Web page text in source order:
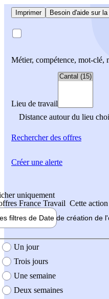
Imprimer Besoin d'aide sur
Métier, compétence, mot-clé,
Lieu de travail
Distance autour du lieu
Rechercherdes offres
uniquement
France Travail Cette
filtres de Date de création de
création de l'offre
Un jour
Trois jours
Une semaine
Deux semaines
Créer une alerte